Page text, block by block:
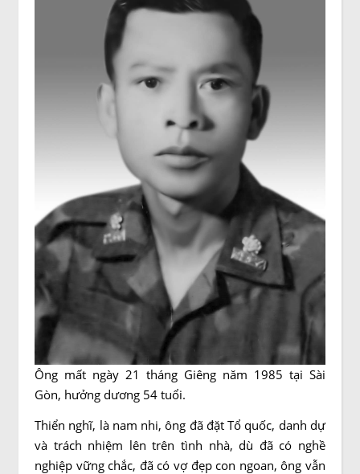
Ông mất ngày 21 tháng Giêng năm 1985 tại Sài
Gòn, hưởng dương 54 tuổi.
Thiển nghĩ, là nam nhi, ông đã đặt Tổ quốc, danh dự
và trách nhiệm lên trên tình nhà, dù đã có nghề
nghiệp vững chắc, đã có vợ đẹp con ngoan, ông vẫn